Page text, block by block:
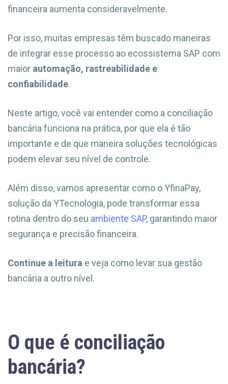
financeira aumenta consideravelmente.
Por isso, muitas empresas têm buscado maneiras
de integrar esse processo ao ecossistema SAP com
maior automação, rastreabilidade e
confiabilidade.
Neste artigo, você vai entender como a conciliação
bancária funciona na prática, por que ela é tão
importante e de que maneira soluções tecnológicas
podem elevar seu nível de controle.
Além disso, vamos apresentar como o YfinaPay,
solução da YTecnologia, pode transformar essa
rotina dentro do seu ambiente SAP, garantindo maior
segurança e precisão financeira.
Continue a leitura e veja como levar sua gestão
bancária a outro nível.
O que é conciliação
bancária?